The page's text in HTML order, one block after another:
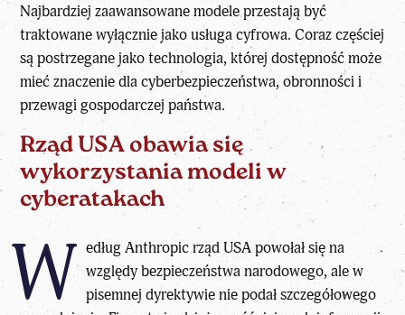
Najbardziej zaawansowane modele przestają być
traktowane wyłącznie jako usługa cyfrowa. Coraz częściej
są postrzegane jako technologia, której dostępność może
mieć znaczenie dla cyberbezpieczeństwa, obronności i
przewagi gospodarczej państwa.
Rząd USA obawia się
wykorzystania modeli w
cyberatakach
W edług Anthropic rząd USA powołał się na
względy bezpieczeństwa narodowego, ale w
pisemnej dyrektywie nie podał szczegółowego